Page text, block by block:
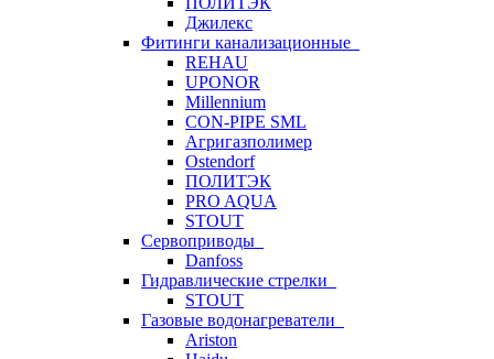
Джилекс
Фитинги канализационные
REHAU
UPONOR
Millennium
CON-PIPE SML
Агригазполимер
Ostendorf
ПОЛИТЭК
PRO AQUA
STOUT
Сервоприводы
Danfoss
Гидравлические стрелки
STOUT
Газовые водонагреватели
Ariston